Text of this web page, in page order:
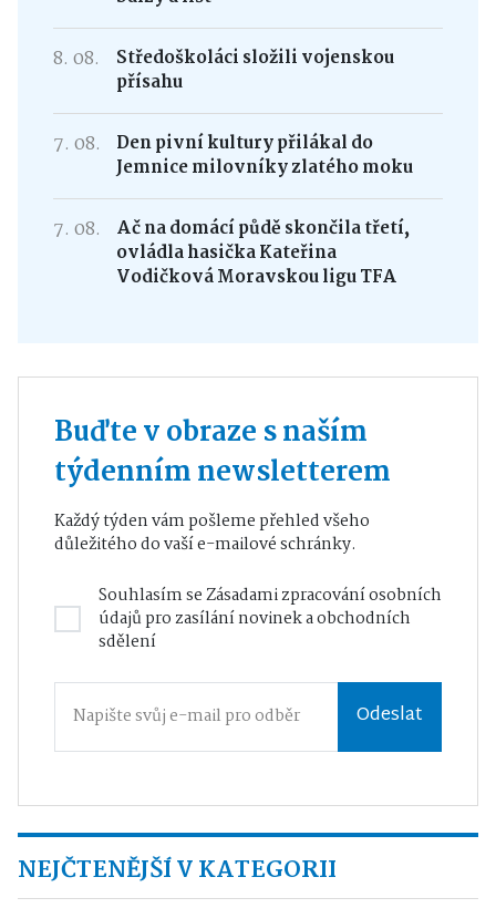
8. 08.
Středoškoláci složili vojenskou
přísahu
7. 08.
Den pivní kultury přilákal do
Jemnice milovníky zlatého moku
7. 08.
Ač na domácí půdě skončila třetí,
ovládla hasička Kateřina
Vodičková Moravskou ligu TFA
Buďte v obraze s naším
týdenním newsletterem
Každý týden vám pošleme přehled všeho
důležitého do vaší e-mailové schránky.
Souhlasím seZásadami zpracování osobních
údajůpro zasílání novinek a obchodních
sdělení
Odeslat
NEJČTENĚJŠÍ V KATEGORII